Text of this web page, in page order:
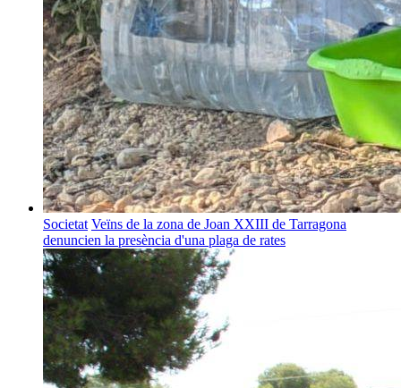
Societat Veïns de la zona de Joan XXIII de Tarragona
denuncien la presència d'una plaga de rates